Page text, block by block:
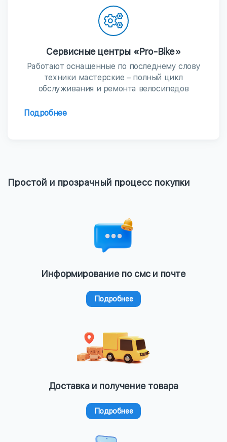
Сервисные центры «Pro-Bike»
Работают оснащенные по последнему слову
техники мастерские – полный цикл
обслуживания и ремонта велосипедов
Подробнее
Простой и прозрачный процесс покупки
Информирование по смс и почте
Подробнее
Доставка и получение товара
Подробнее